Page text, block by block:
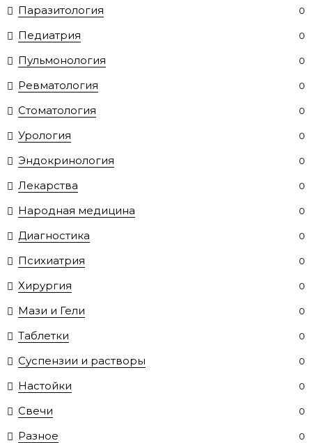
Паразитология 0
Педиатрия 0
Пульмонология 0
Ревматология 0
Стоматология 0
Урология 0
Эндокринология 0
Лекарства 0
Народная медицина 0
Диагностика 0
Психиатрия 0
Хирургия 0
Мази и Гели 0
Таблетки 0
Суспензии и растворы 0
Настойки 0
Свечи 0
Разное 0